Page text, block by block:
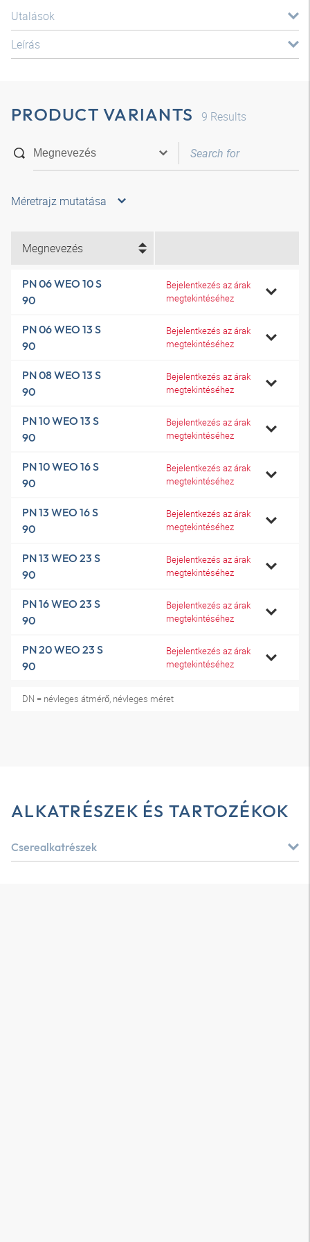
Utalások
Leírás
PRODUCT VARIANTS 9 Results
Méretrajz mutatása
Megnevezés
PN 06 WEO 10 S
90
Bejelentkezés az árak
megtekintéséhez
PN 06 WEO 13 S
90
Bejelentkezés az árak
megtekintéséhez
PN 08 WEO 13 S
90
Bejelentkezés az árak
megtekintéséhez
PN 10 WEO 13 S
90
Bejelentkezés az árak
megtekintéséhez
PN 10 WEO 16 S
90
Bejelentkezés az árak
megtekintéséhez
PN 13 WEO 16 S
90
Bejelentkezés az árak
megtekintéséhez
PN 13 WEO 23 S
90
Bejelentkezés az árak
megtekintéséhez
PN 16 WEO 23 S
90
Bejelentkezés az árak
megtekintéséhez
PN 20 WEO 23 S
90
Bejelentkezés az árak
megtekintéséhez
DN = névleges átmérő, névleges méret
ALKATRÉSZEK ÉS TARTOZÉKOK
Cserealkatrészek